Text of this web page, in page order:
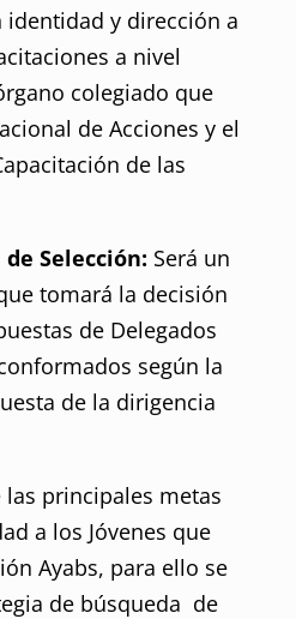
identidad y dirección a
a nivel
colegiado que
de Acciones y el
de las
Selección: Será un
tomará la decisión
de Delegados
según la
de la dirigencia
las principales metas
a los Jóvenes que
Ayabs, para ello se
de búsqueda de